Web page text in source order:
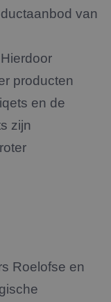
van
producten
en de
zijn
Roelofse en